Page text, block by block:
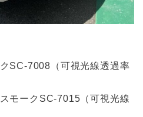
SC-7008（可視光線透過率
モークSC-7015（可視光線